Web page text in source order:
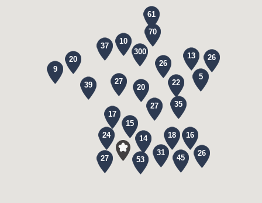
35
70
27
16
26
26
53
14
45
37
17
20
15
22
300
20
18
9
24
31
27
39
13
61
27
26
10
5